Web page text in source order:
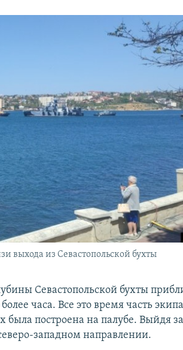
выхода из Севастопольской бухты
Севастопольской бухты
часа. Все это время часть
построена на палубе. Выйдя
западном направлении.